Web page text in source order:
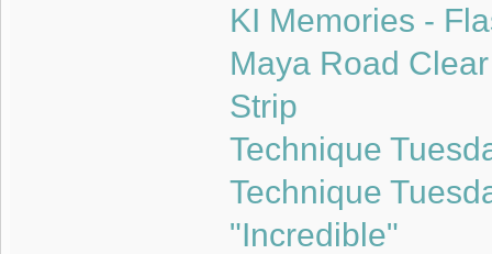
KI Memories -
Maya Road
Strip
Technique
Technique
"Incredible"